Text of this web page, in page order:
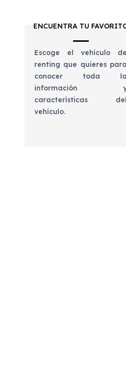
ENCUENTRA TU
Escoge el vehículo de
renting que quieres para
conocer toda la
información
características del
vehículo.